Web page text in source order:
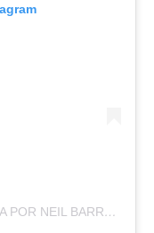
UMA PUBLICAÇÃO COMPARTILHADA POR NEIL BARRETO (@PRNEILBARRETO)